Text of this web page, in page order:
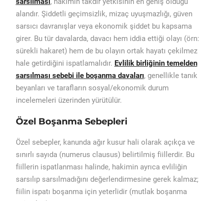
alandır. Şiddetli geçimsizlik, mizaç uyuşmazlığı, güven
sarsıcı davranışlar veya ekonomik şiddet bu kapsama
girer. Bu tür davalarda, davacı hem iddia ettiği olayı (örn:
sürekli hakaret) hem de bu olayın ortak hayatı çekilmez
hale getirdiğini ispatlamalıdır. Evlilik birliğinin temelden
sarsılması sebebi ile boşanma davaları, genellikle tanık
beyanları ve tarafların sosyal/ekonomik durum
incelemeleri üzerinden yürütülür.
Özel Boşanma Sebepleri
Özel sebepler, kanunda ağır kusur hali olarak açıkça ve
sınırlı sayıda (numerus clausus) belirtilmiş fiillerdir. Bu
fiillerin ispatlanması halinde, hakimin ayrıca evliliğin
sarsılıp sarsılmadığını değerlendirmesine gerek kalmaz;
fiilin ispatı boşanma için yeterlidir (mutlak boşanma